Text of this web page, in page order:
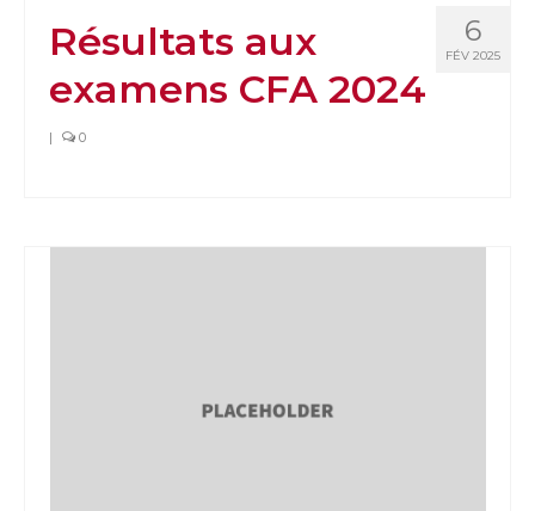
6
FÉV 2025
Résultats aux
examens CFA 2024
| 0